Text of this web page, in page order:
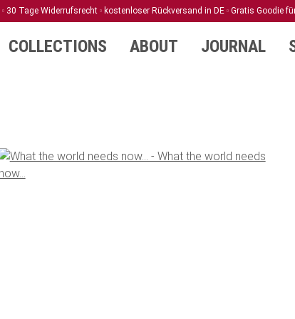
30 Tage Widerrufsrecht kostenloser Rückversand in DE Gratis Goodie
COLLECTIONS ABOUT JOURNAL